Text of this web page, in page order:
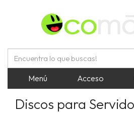
Menú Acceso
Discos para